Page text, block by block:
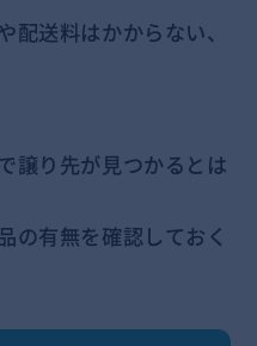
送料はかからない、
譲り先が見つかるとは
の有無を確認しておく